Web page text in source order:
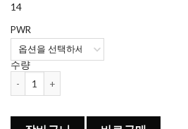
14
PWR
수량
오렌즈 Mood Night 1개월용 컬러렌즈 Mood